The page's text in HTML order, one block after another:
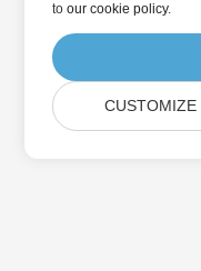
toour cookie policy.
CUSTOMIZE